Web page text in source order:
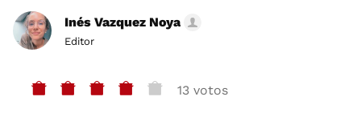
Inés Vazquez Noya
Editor
13 votos